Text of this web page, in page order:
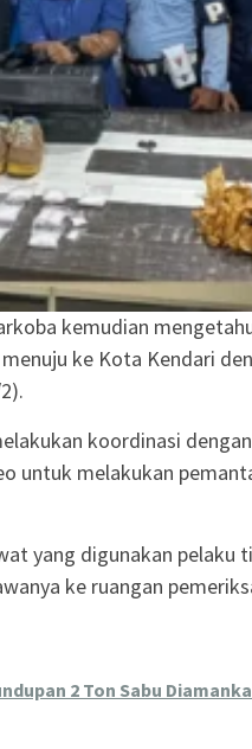
kemudian
ke Kota Kendari
koordinasi
untuk melakukan
yang digunakan pelaku
ke ruangan
2 Ton Sabu